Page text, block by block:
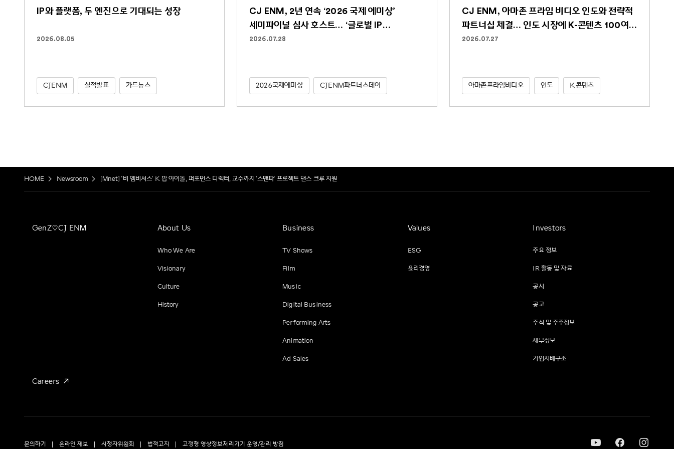
IP와 플랫폼, 두 엔진으로 기대되는 성장
2026.08.05
CJENM 실적발표 카드뉴스
CJ ENM, 2년 연속 ‘2026 국제 에미상’
세미파이널 심사 호스트… ‘글로벌 IP
파워하우스’ 역할 굳건
2026.07.28
2026국제에미상 CJENM파트너스데이
CJ ENM, 아마존 프라임 비디오 인도와 전략적
파트너십 체결… 인도 시장에 K-콘텐츠 100여
편 선보인다
2026.07.27
아마존프라임비디오 인도 K콘텐츠
HOME Newsroom [Mnet] '비 엠비셔스' K 팝 아이돌, 퍼포먼스 디렉터, 교수까지 '스맨파' 프로젝트 댄스 크루 지원
GenZ♡CJ ENM About Us
Who We Are
Visionary
Culture
History
Business
TV Shows
Film
Music
Digital Business
Performing Arts
Animation
Ad Sales
Values
ESG
윤리경영
Investors
주요 정보
IR 활동 및 자료
공시
공고
주식 및 주주정보
재무정보
기업지배구조
Careers
문의하기 온라인 제보 시청자위원회 법적고지 고정형 영상정보처리기기 운영/관리 방침